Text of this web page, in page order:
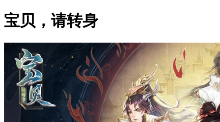
宝贝，请转身